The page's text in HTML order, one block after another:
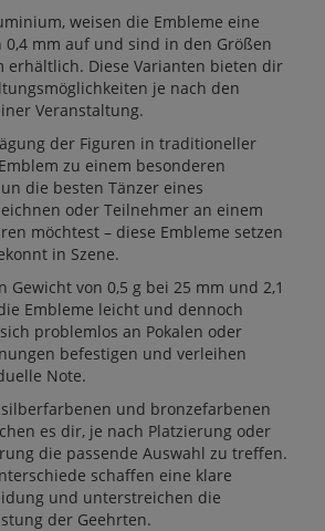
weisen die Embleme eine
0,4 mm auf und sind in den Größen
erhältlich. Diese Varianten bieten dir
je nach den
Veranstaltung.
der Figuren in traditioneller
zu einem besonderen
die besten Tänzer eines
oder Teilnehmer an einem
möchtest – diese Embleme setzen
in Szene.
Gewicht von 0,5 g bei 25 mm und 2,1
Embleme leicht und dennoch
problemlos an Pokalen oder
befestigen und verleihen
Note.
und bronzefarbenen
es dir, je nach Platzierung oder
die passende Auswahl zu treffen.
schaffen eine klare
und unterstreichen die
der Geehrten.